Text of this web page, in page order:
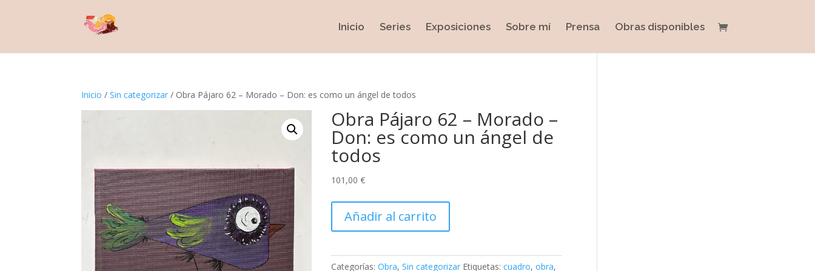
Inicio Series Exposiciones Sobre mí Prensa Obras disponibles
Inicio /Sin categorizar / Obra Pájaro 62 – Morado – Don: es como un ángel de todos
Obra Pájaro 62 – Morado –
Don: es como un ángel de
todos
101,00 €
Pájaro
62
Morado
Añadir al carrito
Categorías:Obra,Sin categorizar Etiquetas:cuadro,obra,